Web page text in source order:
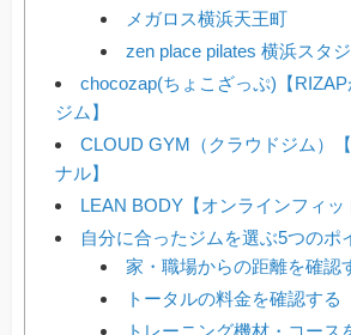
メガロス横浜天王町
zen place pilates 横浜スタ
chocozap(ちょこざっぷ)【
ジム】
CLOUD GYM（クラウドジム）
ナル】
LEAN BODY【オンラインフィッ
自分に合ったジムを選ぶ5つのポ
家・職場からの距離を確認
トータルの料金を確認する